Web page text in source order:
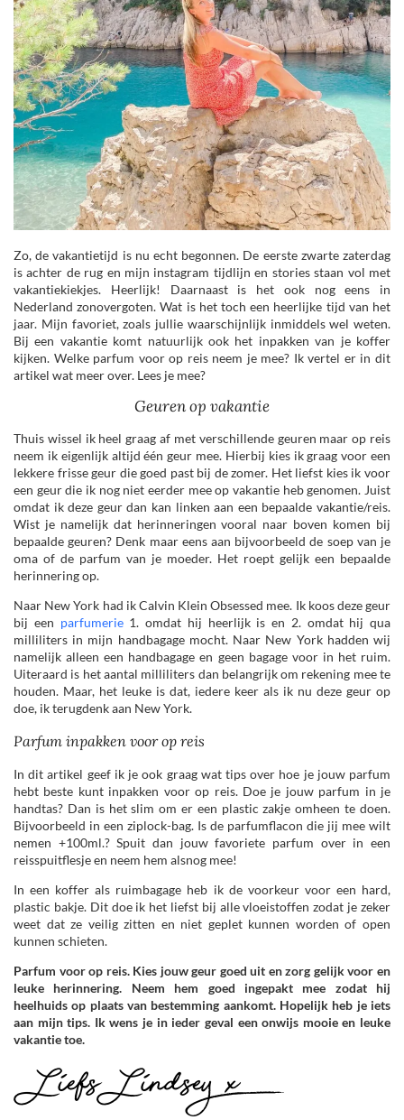
Zo, de vakantietijd is nu echt begonnen. De eerste zwarte zaterdag
is achter de rug en mijn instagram tijdlijn en stories staan vol met
vakantiekiekjes. Heerlijk! Daarnaast is het ook nog eens in
Nederland zonovergoten. Wat is het toch een heerlijke tijd van het
jaar. Mijn favoriet, zoals jullie waarschijnlijk inmiddels wel weten.
Bij een vakantie komt natuurlijk ook het inpakken van je koffer
kijken. Welke parfum voor op reis neem je mee? Ik vertel er in dit
artikel wat meer over. Lees je mee?
Geuren op vakantie
Thuis wissel ik heel graag af met verschillende geuren maar op reis
neem ik eigenlijk altijd één geur mee. Hierbij kies ik graag voor een
lekkere frisse geur die goed past bij de zomer. Het liefst kies ik voor
een geur die ik nog niet eerder mee op vakantie heb genomen. Juist
omdat ik deze geur dan kan linken aan een bepaalde vakantie/reis.
Wist je namelijk dat herinneringen vooral naar boven komen bij
bepaalde geuren? Denk maar eens aan bijvoorbeeld de soep van je
oma of de parfum van je moeder. Het roept gelijk een bepaalde
herinnering op.
Naar New York had ik Calvin Klein Obsessed mee. Ik koos deze geur
bij een parfumerie1. omdat hij heerlijk is en 2. omdat hij qua
milliliters in mijn handbagage mocht. Naar New York hadden wij
namelijk alleen een handbagage en geen bagage voor in het ruim.
Uiteraard is het aantal milliliters dan belangrijk om rekening mee te
houden. Maar, het leuke is dat, iedere keer als ik nu deze geur op
doe, ik terugdenk aan New York.
Parfum inpakken voor op reis
In dit artikel geef ik je ook graag wat tips over hoe je jouw parfum
hebt beste kunt inpakken voor op reis. Doe je jouw parfum in je
handtas? Dan is het slim om er een plastic zakje omheen te doen.
Bijvoorbeeld in een ziplock-bag. Is de parfumflacon die jij mee wilt
nemen +100ml.? Spuit dan jouw favoriete parfum over in een
reisspuitflesje en neem hem alsnog mee!
In een koffer als ruimbagage heb ik de voorkeur voor een hard,
plastic bakje. Dit doe ik het liefst bij alle vloeistoffen zodat je zeker
weet dat ze veilig zitten en niet geplet kunnen worden of open
kunnen schieten.
Parfum voor op reis. Kies jouw geur goed uit en zorg gelijk voor en
leuke herinnering. Neem hem goed ingepakt mee zodat hij
heelhuids op plaats van bestemming aankomt. Hopelijk heb je iets
aan mijn tips. Ik wens je in ieder geval een onwijs mooie en leuke
vakantie toe.